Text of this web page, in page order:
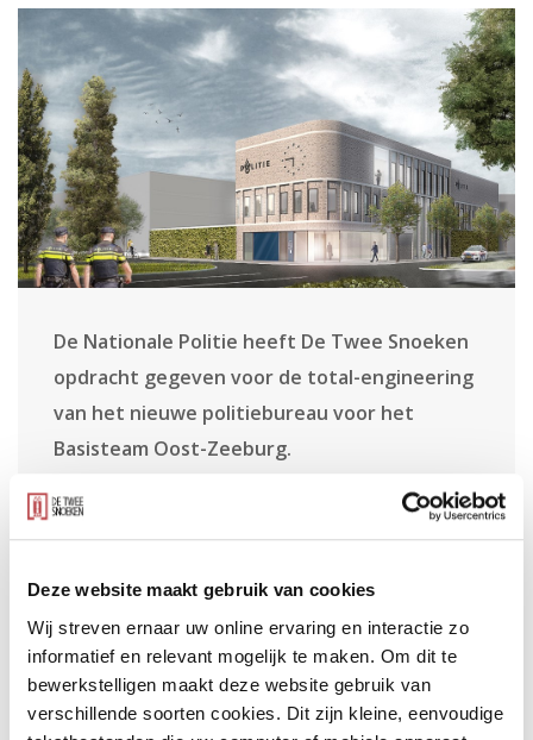
Deze website maakt gebruik van cookies
Wij streven ernaar uw online ervaring en interactie zo
informatief en relevant mogelijk te maken. Om dit te
bewerkstelligen maakt deze website gebruik van
verschillende soorten cookies. Dit zijn kleine, eenvoudige
De Nationale Politie heeft De Twee Snoeken
opdracht gegeven voor de total-engineering
van het nieuwe politiebureau voor het
Basisteam Oost-Zeeburg.
nieuwe bedrijventerrein van Oost-Zeeburg. De
gemeente Amsterdam ziet dit als een pilotproject om de
toon te zetten voor de ambitieuze verdere ontwikkeling
van het gebied.